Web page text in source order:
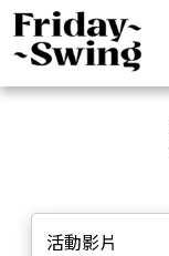
活動影片